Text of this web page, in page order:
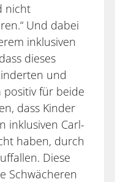
nicht
Und dabei
inklusiven
dieses
und
für beide
dass Kinder
inklusiven Carl-
haben, durch
Diese
Schwächeren